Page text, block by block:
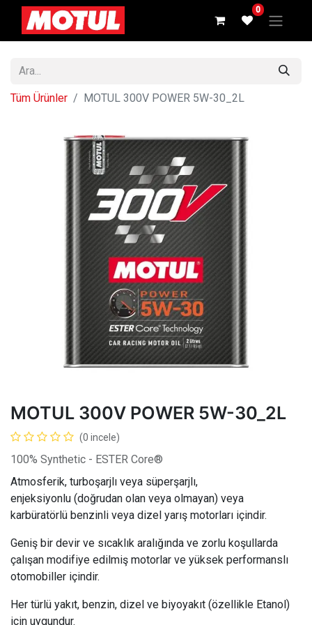
0
Tüm Ürünler MOTUL 300V POWER 5W-30_2L
MOTUL 300V POWER 5W-30_2L
(0 incele)
100% Synthetic - ESTER Core®
Atmosferik, turboşarjlı veya süperşarjlı,
enjeksiyonlu (doğrudan olan veya olmayan) veya
karbüratörlü benzinli veya dizel yarış motorları içindir.
Geniş bir devir ve sıcaklık aralığında ve zorlu koşullarda
çalışan modifiye edilmiş motorlar ve yüksek performanslı
otomobiller içindir.
Her türlü yakıt, benzin, dizel ve biyoyakıt (özellikle Etanol)
için uygundur.